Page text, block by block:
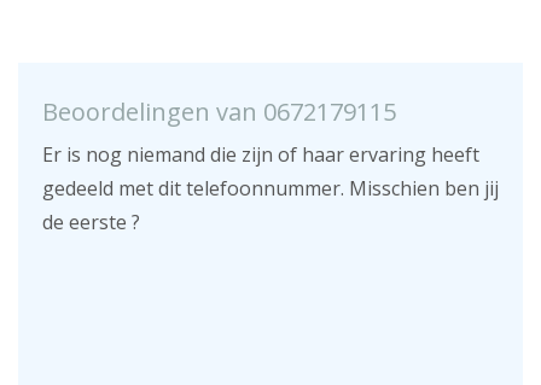
Beoordelingen van 0672179115
Er is nog niemand die zijn of haar ervaring heeft
gedeeld met dit telefoonnummer. Misschien ben jij
de eerste ?